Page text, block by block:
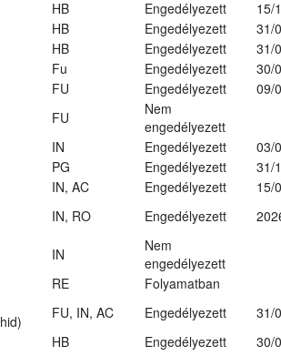
HB Engedélyezett
15/
HB Engedélyezett
31/
HB Engedélyezett
31/
Fu Engedélyezett
30/
FU Engedélyezett
09/
FU
Nem
engedélyezett
IN Engedélyezett
03/
PG Engedélyezett
31/
IN, AC Engedélyezett
15/
IN, RO Engedélyezett
IN
Nem
engedélyezett
RE
Folyamatban
FU, IN, AC Engedélyezett
31/
HB Engedélyezett
30/